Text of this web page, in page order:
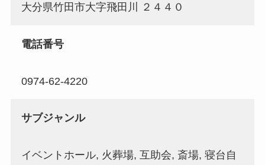
大分県竹田市大字飛田川 ２４４０
電話番号
0974-62-4220
サブジャンル
イベントホール, 火葬場, 互助会, 斎場, 寝台自